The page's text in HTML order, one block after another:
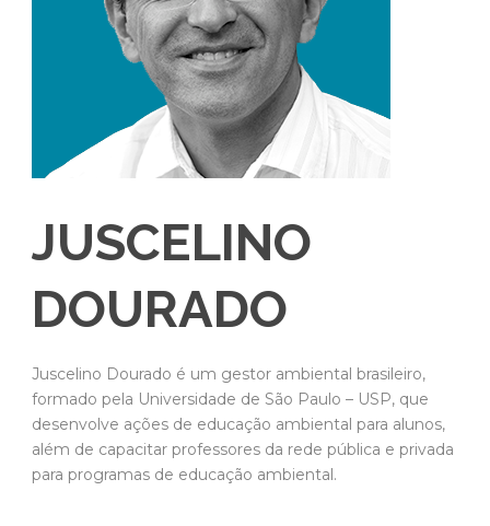
JUSCELINO
DOURADO
Juscelino Dourado é um gestor ambiental brasileiro,
formado pela Universidade de São Paulo – USP, que
desenvolve ações de educação ambiental para alunos,
além de capacitar professores da rede pública e privada
para programas de educação ambiental.